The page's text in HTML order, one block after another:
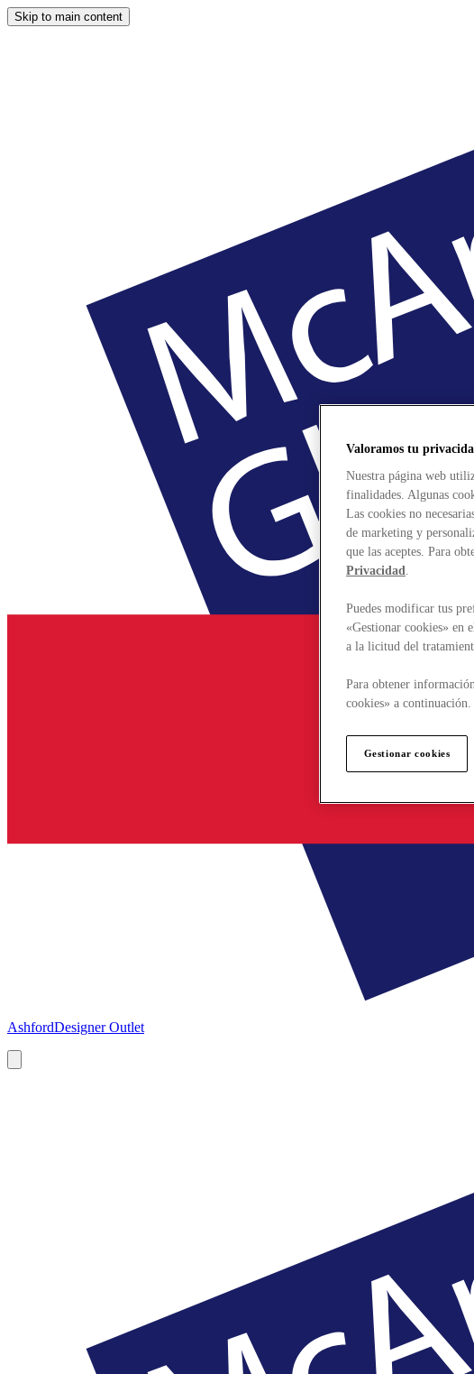
Skip to main content
AshfordDesigner Outlet
Valoramos tu
Nuestra página web
finalidades. Algunas
Las cookies no
de marketing y
que las aceptes. Para
Privacidad.
Puedes modificar tus
«Gestionar cookies» en
a la licitud del
Para obtener
cookies» a continuación.
Gestionar cookies